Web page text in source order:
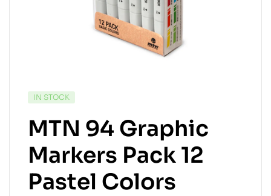
IN STOCK
MTN 94 Graphic
Markers Pack 12
Pastel Colors